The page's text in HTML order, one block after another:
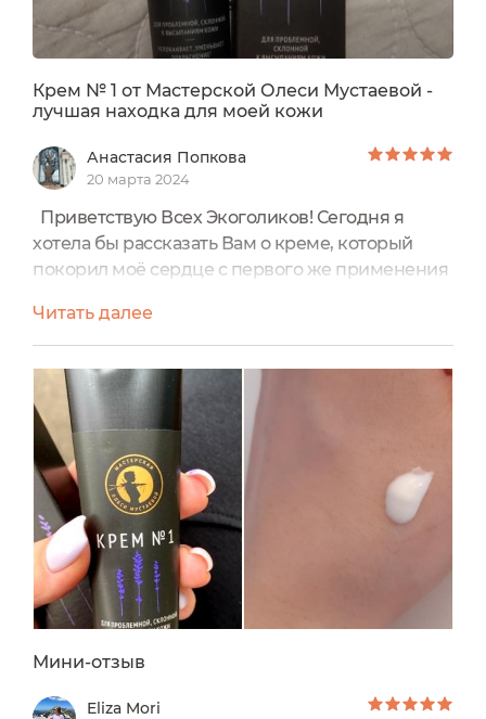
Крем № 1 от Мастерской Олеси Мустаевой -
лучшая находка для моей кожи
Анастасия Попкова
20 марта 2024
Приветствую Всех Экоголиков! Сегодня я
хотела бы рассказать Вам о креме, который
покорил моё сердце с первого же применения
хранится в алюминиевой тубе, что несомненно
является плюсом, так как в ней сохраняются
все свойства продукта (в него не проникают ни
воздух, ни влага, ни свет), питательные
текстуры не расслаиваются (как в пластике),
также не...
Читать далее
Мини-отзыв
Eliza Mori